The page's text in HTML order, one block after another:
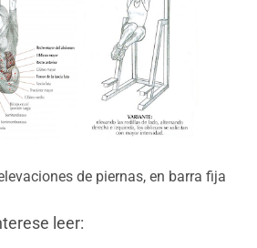
de piernas, en barra fija
leer: